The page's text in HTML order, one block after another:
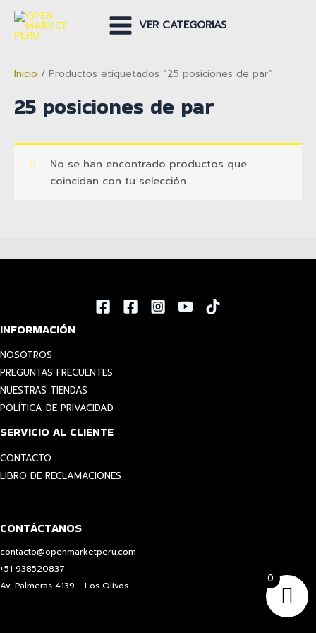
contenido
Main
VER CATEGORIAS
Inicio / Productos etiquetados “25 posiciones de par”
25 posiciones de par
No se han encontrado productos que
coincidan con tu selección.
INFORMACIÓN
NOSOTROS
PREGUNTAS FRECUENTES
NUESTRAS TIENDAS
POLÍTICA DE PRIVACIDAD
SERVICIO AL CLIENTE
CONTACTO
LIBRO DE RECLAMACIONES
CONTÁCTANOS
contacto@openmarketperu.com
+51 938520837
Av. Palmeras 4139 - Los Olivos
0